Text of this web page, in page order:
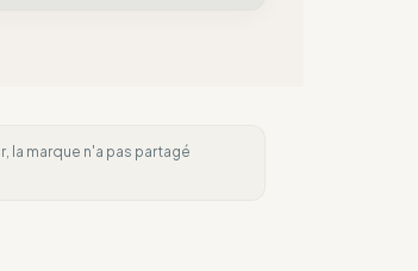
marque n'a pas partagé